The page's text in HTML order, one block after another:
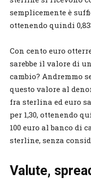
semplicemente è
ottenendo quindi
Con cento euro
sarebbe il valore di
cambio? Andremmo
questo valore al
fra sterlina ed euro
per 1,30, ottenendo
100 euro al banco di
sterline, senza
Valute,